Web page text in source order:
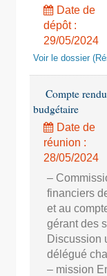
Date de
dépôt :
29/05/2024
Voir le dossier
Compte
budgétaire
Date de
réunion :
28/05/2024
–
financiers
et au
gérant des
Discussion
délégué
– mission